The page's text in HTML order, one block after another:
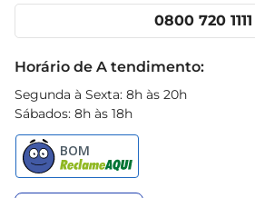
Cencosud Media
0800 720 1111
Horário de A tendimento:
Segunda à Sexta: 8h às 20h
Sábados: 8h às 18h